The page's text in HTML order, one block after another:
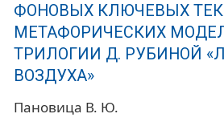
ФОНОВЫХ КЛЮЧЕВЫХ
МЕТАФОРИЧЕСКИХ
ТРИЛОГИИ Д. РУБИНОЙ
ВОЗДУХА»
Пановица В. Ю.